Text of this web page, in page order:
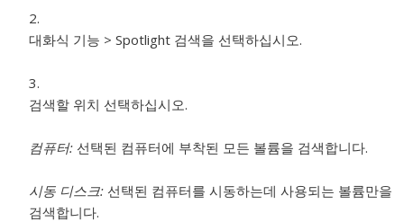
대화식 기능 > Spotlight 검색을 선택하십시오.
검색할 위치 선택하십시오.
컴퓨터: 선택된 컴퓨터에 부착된 모든 볼륨을 검색합니다.
시동 디스크: 선택된 컴퓨터를 시동하는데 사용되는 볼륨만을
검색합니다.